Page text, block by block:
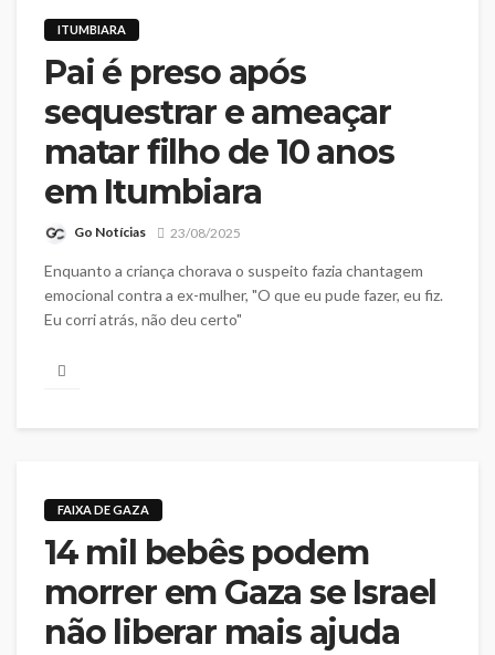
ITUMBIARA
Pai é preso após
sequestrar e ameaçar
matar filho de 10 anos
em Itumbiara
Go Notícias 23/08/2025
Enquanto a criança chorava o suspeito fazia chantagem
emocional contra a ex-mulher, "O que eu pude fazer, eu fiz.
Eu corri atrás, não deu certo"
FAIXA DE GAZA
14 mil bebês podem
morrer em Gaza se Israel
não liberar mais ajuda